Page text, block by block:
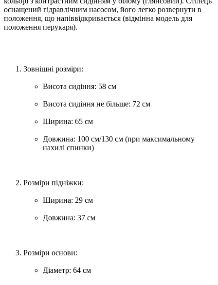
оснащений гідравлічним насосом, його легко розвернути в
положення, що напіввідкривається (відмінна модель для
положення перукаря).
Зовнішні розміри:
Висота сидіння: 58 см
Висота сидіння не більше: 72 см
Ширина: 65 см
Довжина: 100 см/130 см (при максимальному
нахилі спинки)
Розміри підніжки:
Ширина: 29 см
Довжина: 37 см
Розміри основи:
Діаметр: 64 см